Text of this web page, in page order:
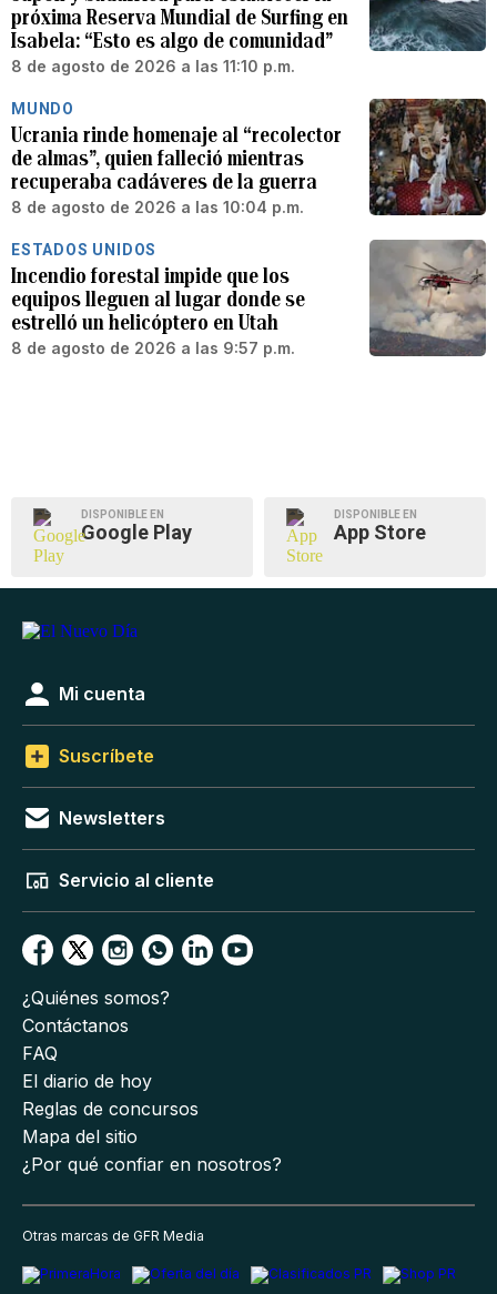
próxima Reserva Mundial de Surfing en
Isabela: “Esto es algo de comunidad”
8 de agosto de 2026 a las 11:10 p.m.
MUNDO
Ucrania rinde homenaje al “recolector
de almas”, quien falleció mientras
recuperaba cadáveres de la guerra
8 de agosto de 2026 a las 10:04 p.m.
ESTADOS UNIDOS
Incendio forestal impide que los
equipos lleguen al lugar donde se
estrelló un helicóptero en Utah
8 de agosto de 2026 a las 9:57 p.m.
DISPONIBLE EN
Google Play
DISPONIBLE EN
App Store
Mi cuenta
Suscríbete
Newsletters
Servicio al cliente
¿Quiénes somos?
Contáctanos
FAQ
El diario de hoy
Reglas de concursos
Mapa del sitio
¿Por qué confiar en nosotros?
Otras marcas de GFR Media